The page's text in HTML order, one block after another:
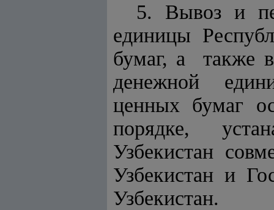
5. Вывоз и
единицы
бумаг, а
денежной
ценных бумаг
порядке,
Узбекистан
Узбекистан и
Узбекистан.